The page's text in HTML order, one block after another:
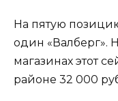
На пятую
один «Валберг».
магазинах этот
районе 32 000